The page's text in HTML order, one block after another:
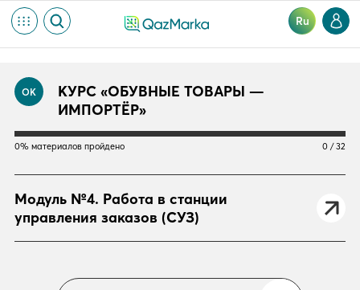
Ru
ОК
КУРС «ОБУВНЫЕ ТОВАРЫ —
ИМПОРТЁР»
0% материалов пройдено 0 / 32
Модуль №4. Работа в станции
управления заказов (СУЗ)